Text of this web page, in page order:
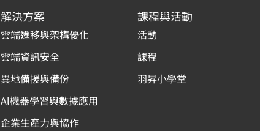
解決方案
雲端遷移與架構優化
雲端資訊安全
異地備援與備份
Al機器學習與數據應用
企業生產力與協作
課程與活動
活動
課程
羽昇小學堂